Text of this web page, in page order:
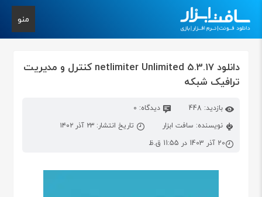
منو
دانلود netlimiter Unlimited 5.3.17 کنترل و مدیریت
ترافیک شبکه
بازدید: 448
دیدگاه: 0
نویسنده: سافت ابزار
تاریخ انتشار: ۲۳ آذر ۱۴۰۲
20 آذر 1403 در 11:55 ق.ظ